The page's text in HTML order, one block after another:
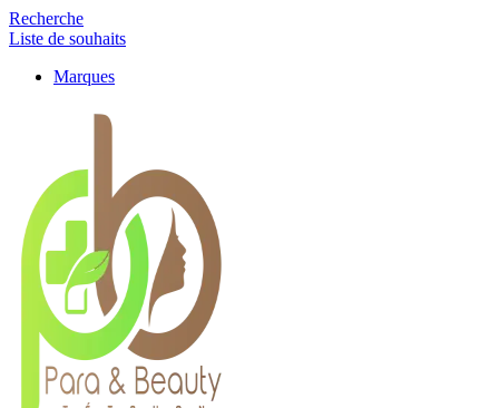
Recherche
Liste de souhaits
Marques